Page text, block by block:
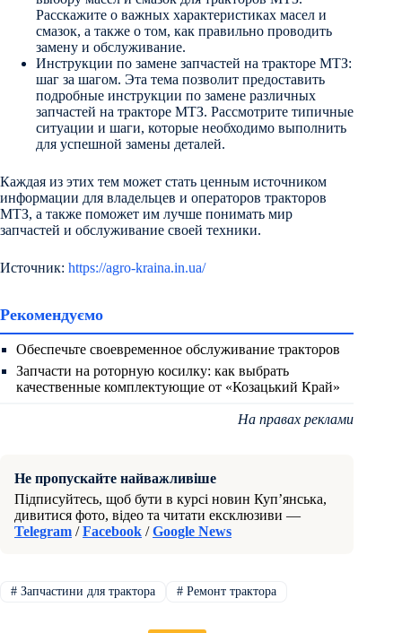
Расскажите о важных характеристиках масел и
смазок, а также о том, как правильно проводить
замену и обслуживание.
Инструкции по замене запчастей на тракторе МТЗ:
шаг за шагом. Эта тема позволит предоставить
подробные инструкции по замене различных
запчастей на тракторе МТЗ. Рассмотрите типичные
ситуации и шаги, которые необходимо выполнить
для успешной замены деталей.
Каждая из этих тем может стать ценным источником
информации для владельцев и операторов тракторов
МТЗ, а также поможет им лучше понимать мир
запчастей и обслуживание своей техники.
Источник: https://agro-kraina.in.ua/
Рекомендуємо
Обеспечьте своевременное обслуживание тракторов
Запчасти на роторную косилку: как выбрать
качественные комплектующие от «Козацький Край»
На правах реклами
Не пропускайте найважливіше
Підписуйтесь, щоб бути в курсі новин Куп’янська,
дивитися фото, відео та читати ексклюзиви —
Telegram /Facebook /Google News
#Запчастини для трактора #Ремонт трактора